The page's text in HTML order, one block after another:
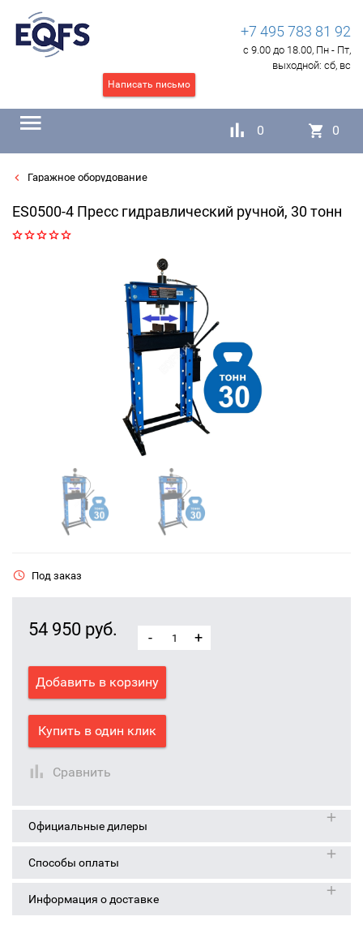
+7 495 783 81 92
с 9.00 до 18.00, Пн - Пт,
выходной: сб, вс
Написать письмо
0 0
Гаражное оборудование
ES0500-4 Пресс гидравлический ручной, 30 тонн
Под заказ
54 950 руб. - +
Добавить в корзину
Купить в один клик
Сравнить
Официальные дилеры
Способы оплаты
Информация о доставке